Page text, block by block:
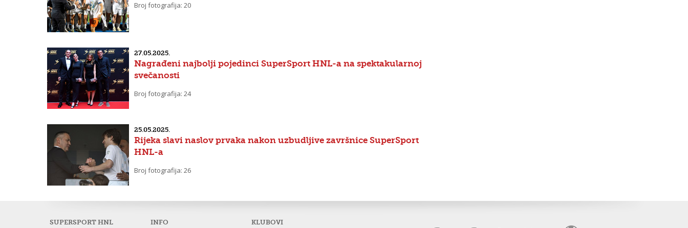
Broj fotografija: 20
27.05.2025.
Nagrađeni najbolji pojedinci SuperSport HNL-a na spektakularnoj
svečanosti
Broj fotografija: 24
25.05.2025.
Rijeka slavi naslov prvaka nakon uzbudljive završnice SuperSport
HNL-a
Broj fotografija: 26
SUPERSPORT HNL INFO KLUBOVI